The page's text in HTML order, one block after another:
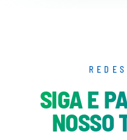
SIGA E
NOSSO